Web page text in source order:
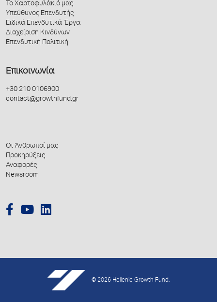
Το Χαρτοφυλάκιό μας
Υπεύθυνος Επενδυτής
Ειδικά Επενδυτικά Έργα
Διαχείριση Κινδύνων
Επενδυτική Πολιτική
Επικοινωνία
+30 210 0106900
contact@growthfund.gr
Οι Άνθρωποί μας
Προκηρύξεις
Αναφορές
Newsroom
© 2026 Hellenic Growth Fund.